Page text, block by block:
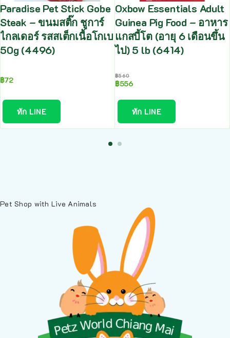
Paradise Pet Stick Gobe
Steak – ขนมสติ๊ก ชูการ์
ไกลเดอร์ รสสเต็กเนื้อโกเบ
50g (4496)
฿72
ทัก LINE
Oxbow Essentials Adult
Guinea Pig Food – อาหาร
แกสบี้โต (อายุ 6 เดือนขึ้น
ไป) 5 lb (6414)
฿560
฿556
ทัก LINE
Pet Shop with Live Animals